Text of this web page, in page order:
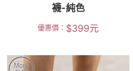
襪-純色
優惠價： $399元